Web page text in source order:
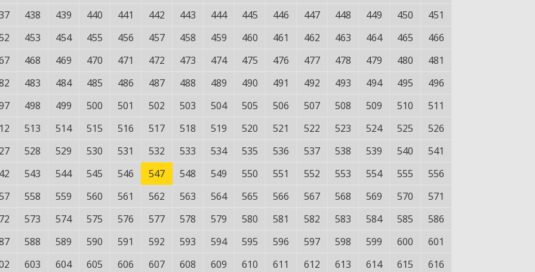
438 439 440 441 442 443 444 445 446 447 448 449 450
451
453 454 455 456 457 458 459 460 461 462 463 464 465
466
468 469 470 471 472 473 474 475 476 477 478 479 480
481
483 484 485 486 487 488 489 490 491 492 493 494 495
496
498 499 500 501 502 503 504 505 506 507 508 509 510
511
513 514 515 516 517 518 519 520 521 522 523 524 525
526
528 529 530 531 532 533 534 535 536 537 538 539 540
541
543 544 545 546 547 548 549 550 551 552 553 554 555
556
558 559 560 561 562 563 564 565 566 567 568 569 570
571
573 574 575 576 577 578 579 580 581 582 583 584 585
586
588 589 590 591 592 593 594 595 596 597 598 599 600
601
603 604 605 606 607 608 609 610 611 612 613 614 615
616